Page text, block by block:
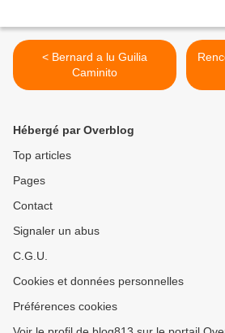
< Bernard a lu Guilia
Caminito
Hébergé par Overblog
Top articles
Pages
Contact
Signaler un abus
C.G.U.
Cookies et données personnelles
Préférences cookies